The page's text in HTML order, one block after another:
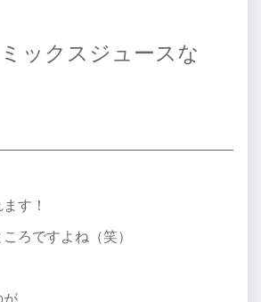
ックスジュースな
す！
ろですよね（笑）
が